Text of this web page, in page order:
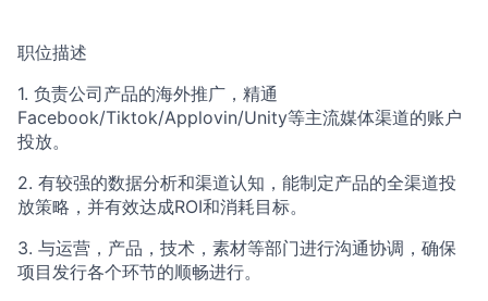
职位描述
1. 负责公司产品的海外推广，精通
Facebook/Tiktok/Applovin/Unity等主流媒体渠道的账户
投放。
2. 有较强的数据分析和渠道认知，能制定产品的全渠道投
放策略，并有效达成ROI和消耗目标。
3. 与运营，产品，技术，素材等部门进行沟通协调，确保
项目发行各个环节的顺畅进行。